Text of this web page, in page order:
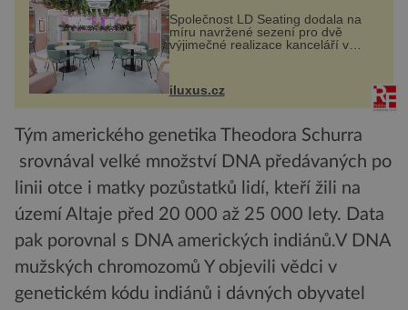
Společnost LD Seating dodala na
míru navržené sezení pro dvě
výjimečné realizace kanceláří v
areálu MediaCityUK v anglickém
Tower a Orange Tower. Komplex
budov Media...
iluxus.cz
Tým amerického genetika Theodora Schurra
srovnával velké množství DNA předávaných po
linii otce i matky pozůstatků lidí, kteří žili na
území Altaje před 20 000 až 25 000 lety. Data
pak porovnal s DNA amerických indiánů.V DNA
mužských chromozomů Y objevili vědci v
genetickém kódu indiánů i dávných obyvatel